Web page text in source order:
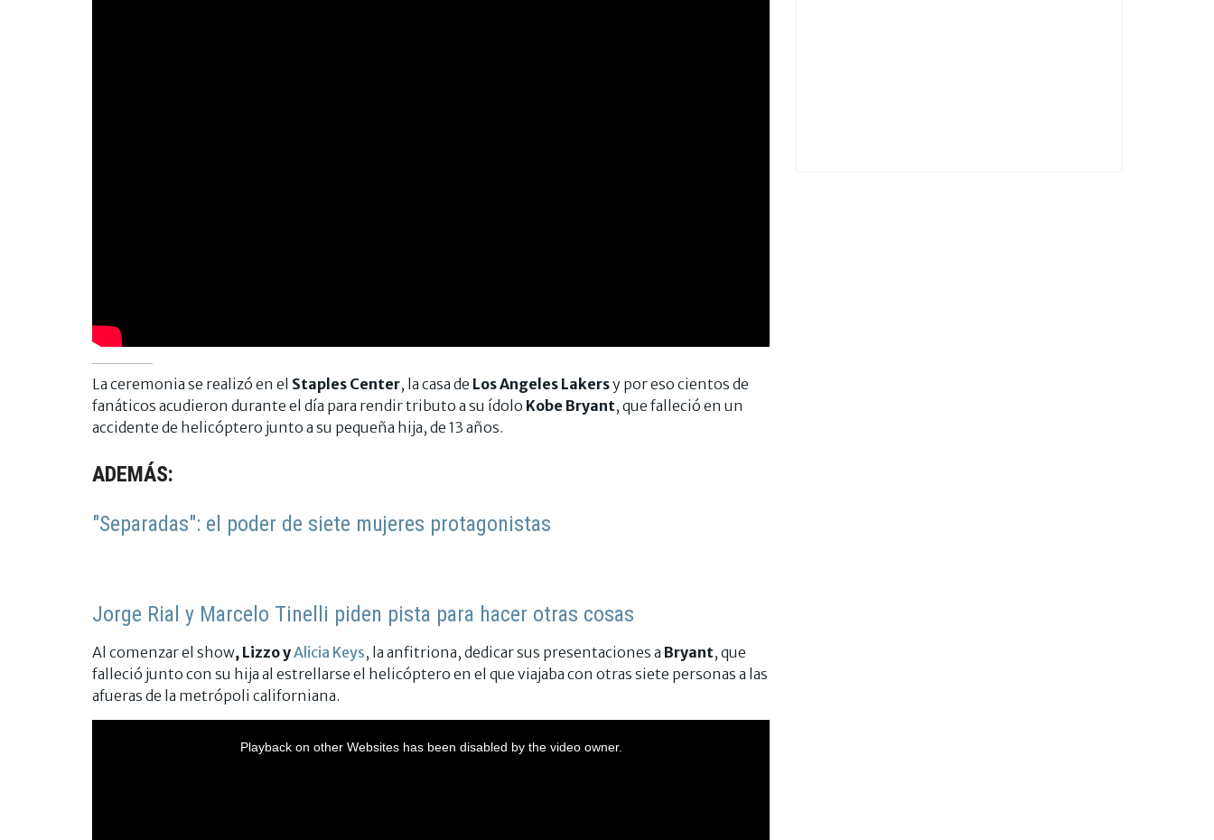
La ceremonia se realizó en el Staples Center, la casa de Los Angeles Lakersy por eso cientos de
fanáticos acudieron durante el día para rendir tributo a su ídolo Kobe Bryant, que falleció en un
accidente de helicóptero junto a su pequeña hija, de 13 años.
ADEMÁS:
"Separadas": el poder de siete mujeres protagonistas
Jorge Rial y Marcelo Tinelli piden pista para hacer otras cosas
Al comenzar el show, Lizzo yAlicia Keys, la anfitriona, dedicar sus presentaciones a Bryant, que
falleció junto con su hija al estrellarse el helicóptero en el que viajaba con otras siete personas a las
afueras de la metrópoli californiana.